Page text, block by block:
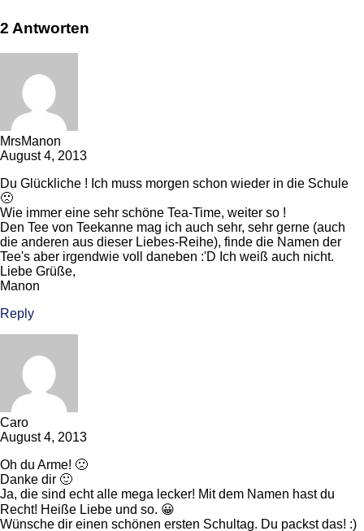
2 Antworten
MrsManon
August 4, 2013
Du Glückliche ! Ich muss morgen schon wieder in die Schule
🙁
Wie immer eine sehr schöne Tea-Time, weiter so !
Den Tee von Teekanne mag ich auch sehr, sehr gerne (auch
die anderen aus dieser Liebes-Reihe), finde die Namen der
Tee's aber irgendwie voll daneben :'D Ich weiß auch nicht.
Liebe Grüße,
Manon
Reply
Caro
August 4, 2013
Oh du Arme! 🙁
Danke dir 🙂
Ja, die sind echt alle mega lecker! Mit dem Namen hast du
Recht! Heiße Liebe und so. 😀
Wünsche dir einen schönen ersten Schultag. Du packst das! :)